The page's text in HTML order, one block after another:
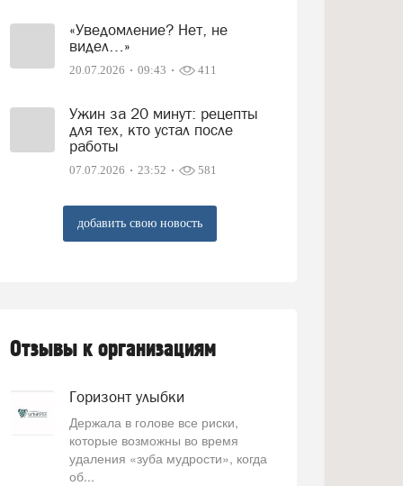
«Уведомление? Нет, не
видел…»
20.07.2026 09:43 411
Ужин за 20 минут: рецепты
для тех, кто устал после
работы
07.07.2026 23:52 581
добавить свою новость
Отзывы к организациям
Горизонт улыбки
Держала в голове все риски,
которые возможны во время
удаления «зуба мудрости», когда
об...